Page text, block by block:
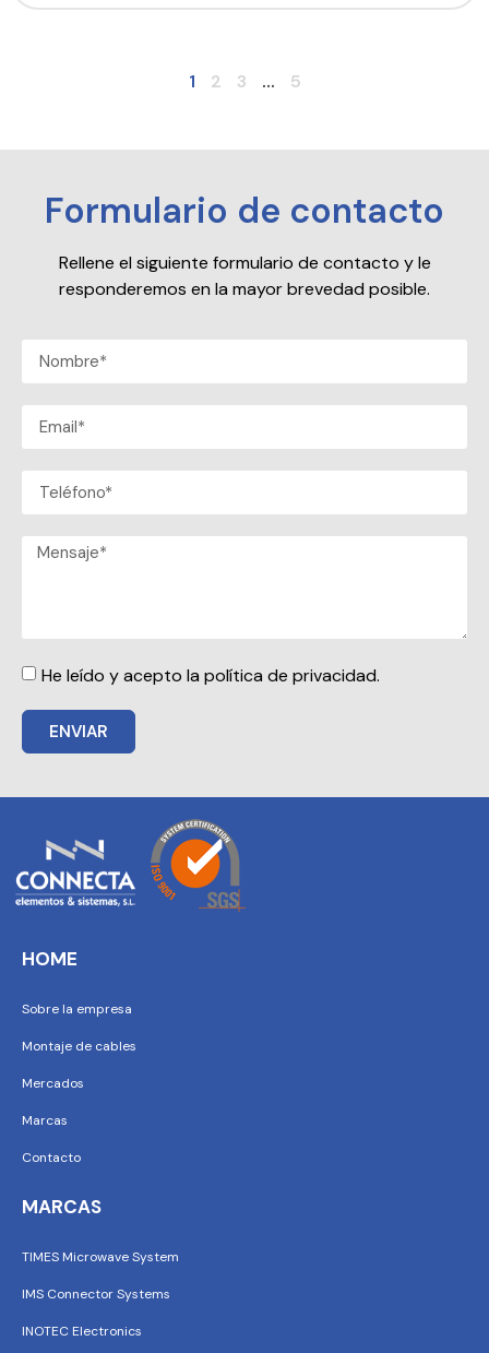
1 2 3 ... 5
Formulario de contacto
Rellene el siguiente formulario de contacto y le
responderemos en la mayor brevedad posible.
He leído y acepto la política de privacidad.
ENVIAR
HOME
Sobre la empresa
Montaje de cables
Mercados
Marcas
Contacto
MARCAS
TIMES Microwave System
IMS Connector Systems
INOTEC Electronics